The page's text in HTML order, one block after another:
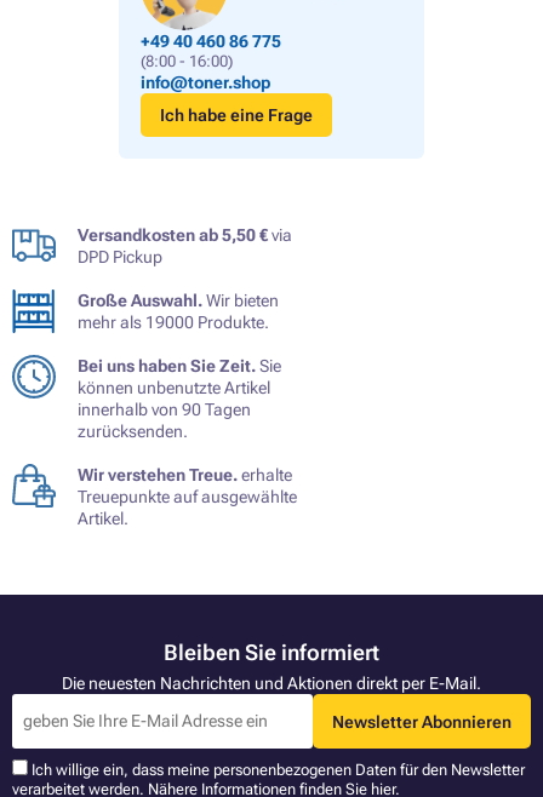
+49 40 460 86 775
(8:00 - 16:00)
info@toner.shop
Ich habe eine Frage
Versandkosten ab 5,50 €via
DPD Pickup
Große Auswahl.Wir bieten
mehr als 19000 Produkte.
Bei uns haben Sie Zeit.Sie
können unbenutzte Artikel
innerhalb von 90 Tagen
zurücksenden.
Wir verstehen Treue.erhalte
Treuepunkte auf ausgewählte
Artikel.
Bleiben Sie informiert
Die neuesten Nachrichten und Aktionen direkt per E-Mail.
Newsletter Abonnieren
Ich willige ein, dass meine personenbezogenen Daten für den Newsletter
verarbeitet werden. Nähere Informationen finden Sie hier.